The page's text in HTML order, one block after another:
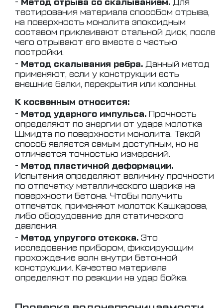
- Метод отрыва со скалыванием. Для
тестирования материала способом отрыва,
на поверхность монолита эпоксидным
составом приклеивают стальной диск, после
чего отрывают его вместе с частью
постройки.
- Метод скалывания ребра. Данный метод
применяют, если у конструкции есть
внешние балки, перекрытия или колонны.
К косвенным относится:
- Метод ударного импульса. Прочность
определяют по энергии от удара молотка
Шмидта по поверхности монолита. Такой
способ является самым доступным, но не
отличается точностью измерений.
- Метод пластичной деформации.
Испытания определяют величину прочности
по отпечатку металлического шарика на
поверхности бетона. Чтобы получить
отпечаток, применяют молоток Кашкарова,
либо оборудование для статического
давления.
- Метод упругого отскока. Это
исследование прибором, фиксирующим
прохождение волн внутри бетонной
конструкции. Качество материала
определяют по реакции на удар бойка.